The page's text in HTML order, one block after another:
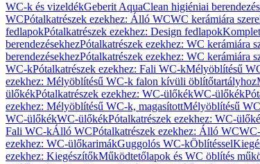
WC-k és vizeldékGeberit AquaClean higiéniai
WCPótalkatrészek ezekhez: Álló WCWC kerámiára
fedlapokPótalkatrészek ezekhez: Design fedlapok
berendezésekhezPótalkatrészek ezekhez: WC kerámiára
berendezésekhezPótalkatrészek ezekhez: WC kerámiára
WC-kPótalkatrészek ezekhez: Fali WC-kMélyöblítésű
ezekhez: Mélyöblítésű WC-k falon kívüli öblítőtartályhoz
ülőkékPótalkatrészek ezekhez: WC-ülőkékWC-ülőkék
ezekhez: Mélyöblítésű WC-k, magasítottMélyöblítésű
WC-ülőkékWC-ülőkékPótalkatrészek ezekhez: WC-
Fali WC-kÁlló WCPótalkatrészek ezekhez: Álló WC
ezekhez: WC-ülőkarimákGuggolós WC-kÖblítéssel
ezekhez: KiegészítőkMűködtetőlapok és WC öblítés